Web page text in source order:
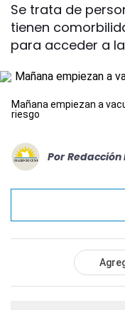
Se trata de
tienen
para acceder a
Mañana empiezan a
riesgo
Por Redacción